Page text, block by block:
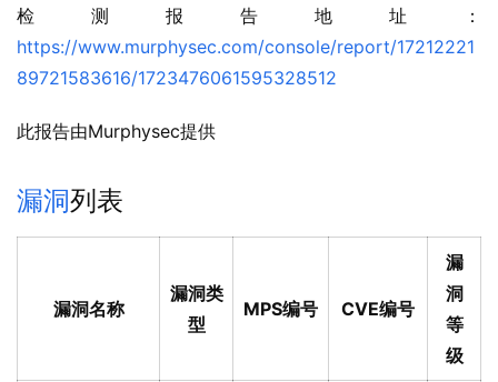
检测报告地址：
https://www.murphysec.com/console/report/17212221
89721583616/1723476061595328512
此报告由Murphysec提供
漏洞列表
漏洞名称
漏洞类
型
MPS编号 CVE编号
漏
洞
等
级